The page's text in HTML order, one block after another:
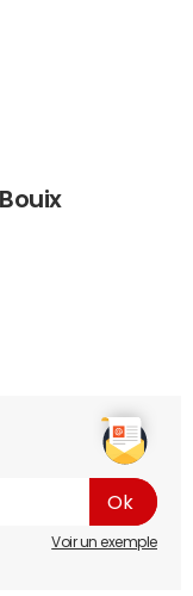
Voir un exemple